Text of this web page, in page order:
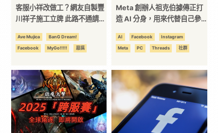
｜
3C
科
技
全
客服小祥改做工？網友自製豐
川祥子施工立牌 此路不通請改
Ave Mujica BanG Dream!
Facebook MyGo!!!!! 惡搞
Meta 創辦人祖克伯據傳正打
造 AI 分身，用來代替自己參
AI Facebook Instagram
Meta PC Threads 社群